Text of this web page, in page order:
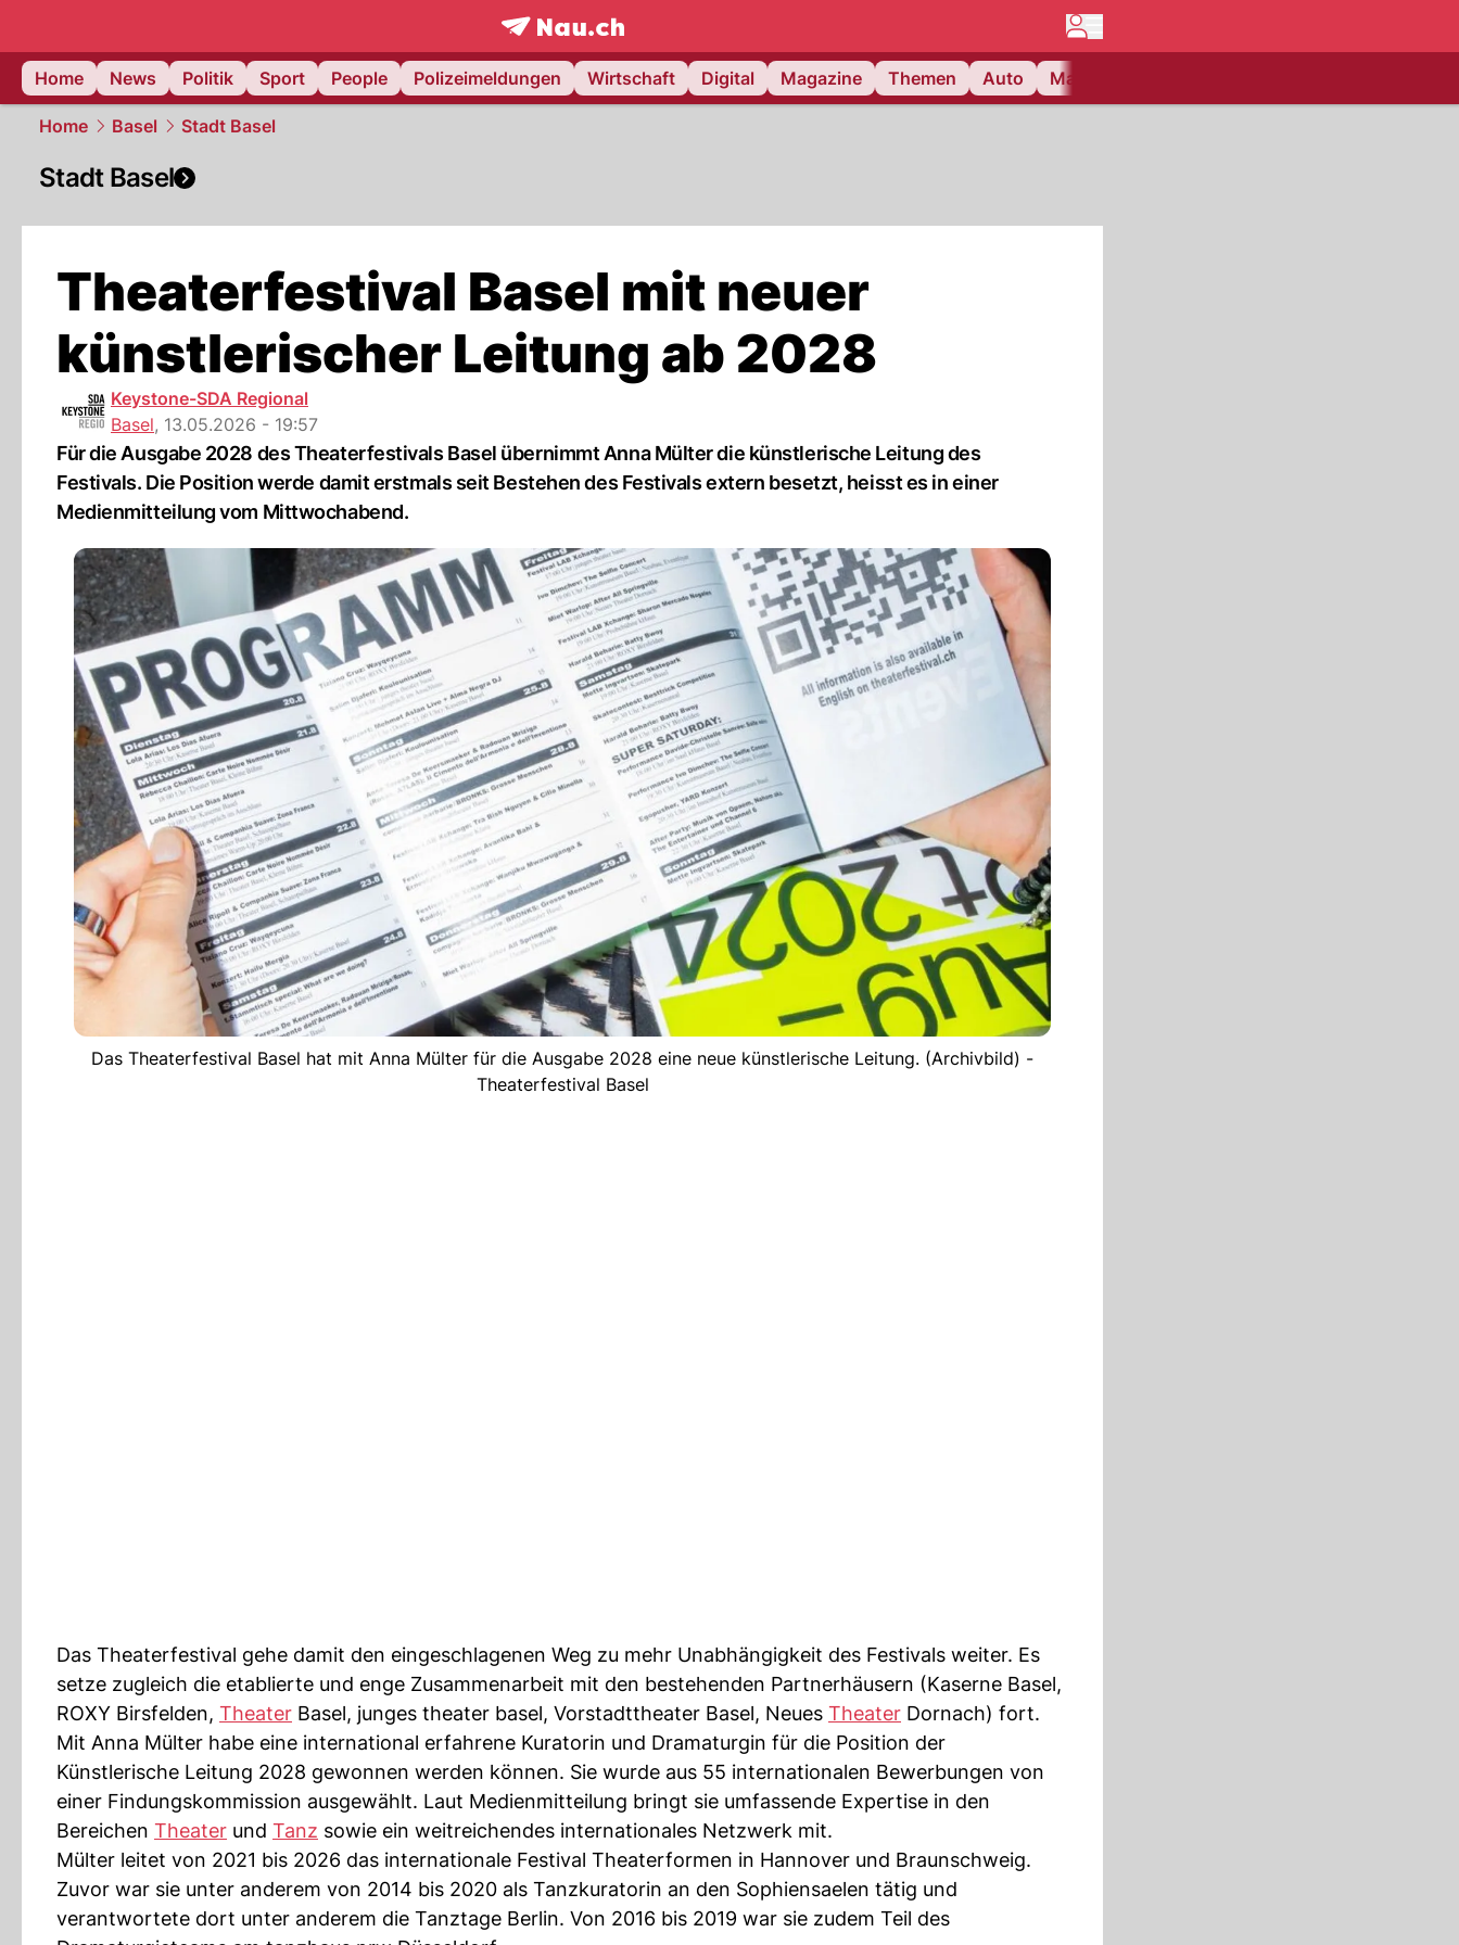
frontpage.NAU.ch
Home
News Politik Sport People Polizeimeldungen Wirtschaft Digital Magazine Themen Auto Matchcenter
Home Basel Stadt Basel
Stadt Basel
Theaterfestival Basel mit neuer
künstlerischer Leitung ab 2028
Keystone-SDA Regional
Basel, 13.05.2026 - 19:57
Für die Ausgabe 2028 des Theaterfestivals Basel übernimmt Anna Mülter die künstlerische Leitung des
Festivals. Die Position werde damit erstmals seit Bestehen des Festivals extern besetzt, heisst es in einer
Medienmitteilung vom Mittwochabend.
Das Theaterfestival Basel hat mit Anna Mülter für die Ausgabe 2028 eine neue künstlerische Leitung. (Archivbild) -
Theaterfestival Basel
Das Theaterfestival gehe damit den eingeschlagenen Weg zu mehr Unabhängigkeit des Festivals weiter. Es
setze zugleich die etablierte und enge Zusammenarbeit mit den bestehenden Partnerhäusern (Kaserne Basel,
ROXY Birsfelden, Theater Basel, junges theater basel, Vorstadttheater Basel, Neues Theater Dornach) fort.
Mit Anna Mülter habe eine international erfahrene Kuratorin und Dramaturgin für die Position der
Künstlerische Leitung 2028 gewonnen werden können. Sie wurde aus 55 internationalen Bewerbungen von
einer Findungskommission ausgewählt. Laut Medienmitteilung bringt sie umfassende Expertise in den
Bereichen Theater und Tanz sowie ein weitreichendes internationales Netzwerk mit.
Mülter leitet von 2021 bis 2026 das internationale Festival Theaterformen in Hannover und Braunschweig.
Zuvor war sie unter anderem von 2014 bis 2020 als Tanzkuratorin an den Sophiensaelen tätig und
verantwortete dort unter anderem die Tanztage Berlin. Von 2016 bis 2019 war sie zudem Teil des